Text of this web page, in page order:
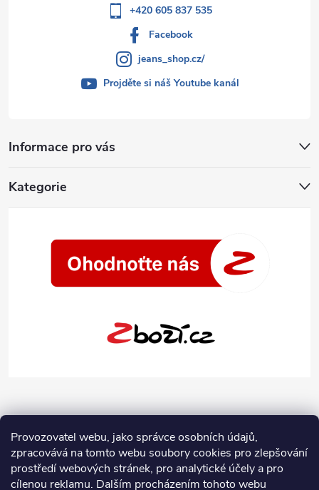
Provozovatel webu, jako správce osobních údajů,
zpracovává na tomto webu soubory cookies pro zlepšování
prostředí webových stránek, pro analytické účely a pro
cílenou reklamu. Dalším procházením tohoto webu
Informace pro vás
Kategorie
+420 605 837 535
Facebook
jeans_shop.cz/
Projděte si náš Youtube kanál